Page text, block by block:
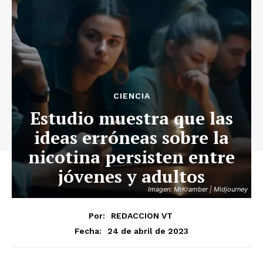
Imagen: MrKramber | Midjourney
CIENCIA
Estudio muestra que las
ideas erróneas sobre la
nicotina persisten entre
jóvenes y adultos
Por:
REDACCION VT
Fecha:
24 de abril de 2023